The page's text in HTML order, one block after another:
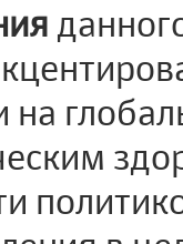
на